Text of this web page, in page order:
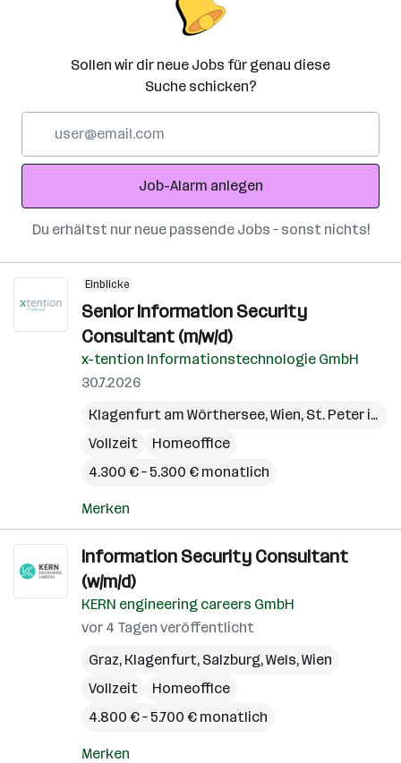
Sollen wir dir neue Jobs für genau diese
Suche schicken?
Adresse
Job-Alarm anlegen
Du erhältst nur neue passende Jobs – sonst nichts!
Einblicke
Senior Information Security
Consultant (m/w/d)
x-tention Informationstechnologie GmbH
30.7.2026
Klagenfurt am Wörthersee,Wien, St. Peter in der Au
Vollzeit
Homeoffice
4.300 € – 5.300 € monatlich
Merken
Information Security Consultant
(w/m/d)
KERN engineering careers GmbH
vor 4 Tagen veröffentlicht
Graz, Klagenfurt, Salzburg,Wels,Wien
Vollzeit
Homeoffice
4.800 € – 5.700 € monatlich
Merken